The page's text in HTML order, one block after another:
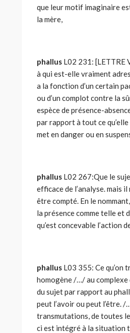
que leur motif imaginaire
la mère,
phallus L02 231: [LETTRE
à qui est-elle vraiment
a la fonction d’un certain
ou d’un complot contre la
espèce de présence-
par rapport à tout ce qu’elle
met en danger ou en
phallus L02 267:Que le
efficace de l’analyse. mais
être compté. En le
la présence comme telle et
qu’est concevable l’action
phallus L03 355: Ce qu’on
homogène /…/ au complexe
du sujet par rapport au
peut l’avoir ou peut l’être.
transmutations, de toutes
ci est intégré à la situation